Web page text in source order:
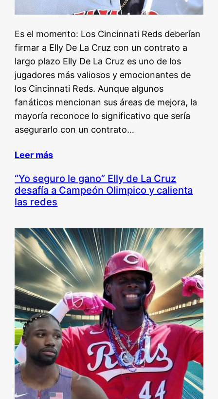
Es el momento: Los Cincinnati Reds deberían
firmar a Elly De La Cruz con un contrato a
largo plazo Elly De La Cruz es uno de los
jugadores más valiosos y emocionantes de
los Cincinnati Reds. Aunque algunos
fanáticos mencionan sus áreas de mejora, la
mayoría reconoce lo significativo que sería
asegurarlo con un contrato…
Leer más
“Yo seguro le gano” Elly de La Cruz
desafía a Campeón Olimpico y calienta
las redes